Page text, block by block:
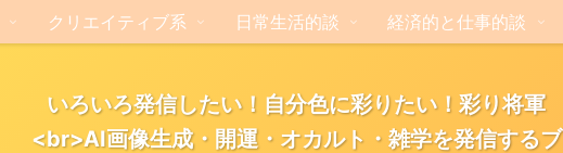
いろいろ発信したい！自分色に彩りたい！彩り将軍
<br>AI画像生成・開運・オカルト・雑学を発信するブ
クリエイティブ系 日常生活的談 経済的と仕事的談